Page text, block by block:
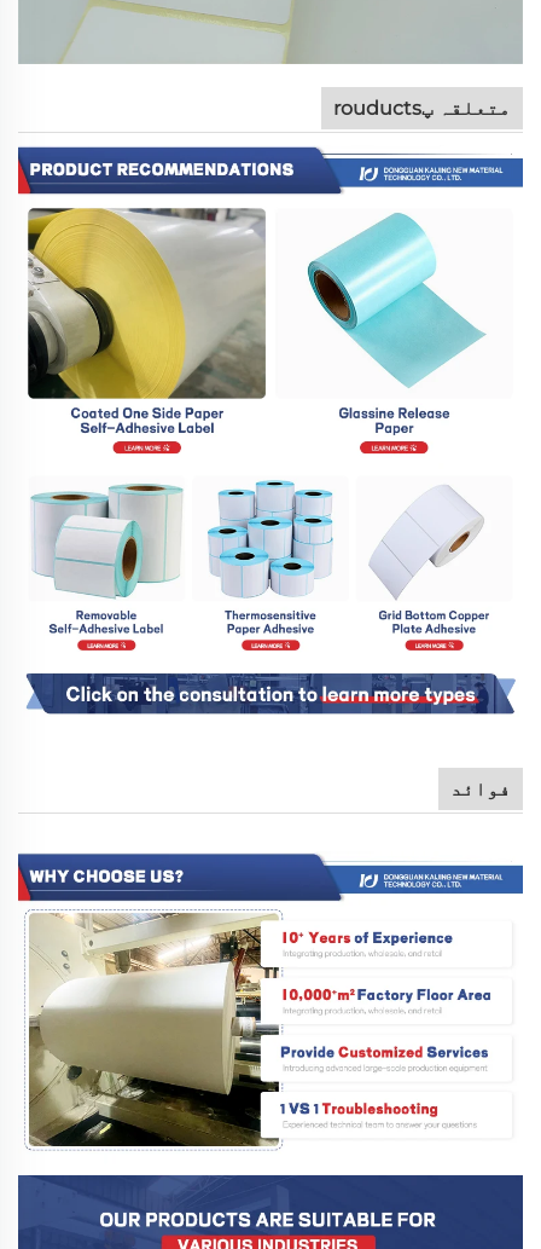
متعلقہ پrouducts
فوائد